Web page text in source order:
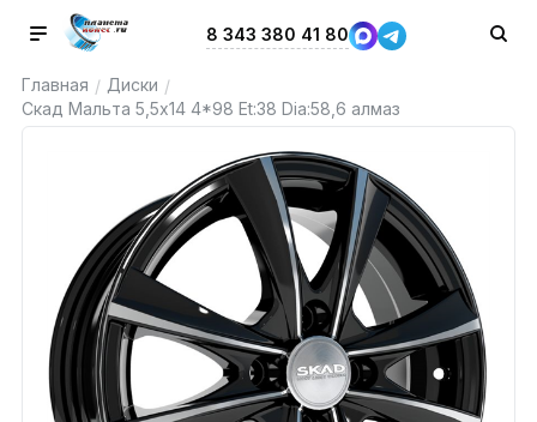
8 343 380 41 80
Главная / Диски /
Скад Мальта 5,5x14 4*98 Et:38 Dia:58,6 алмаз